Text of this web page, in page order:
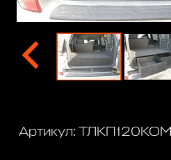
Артикул: ТЛКП120КОМ